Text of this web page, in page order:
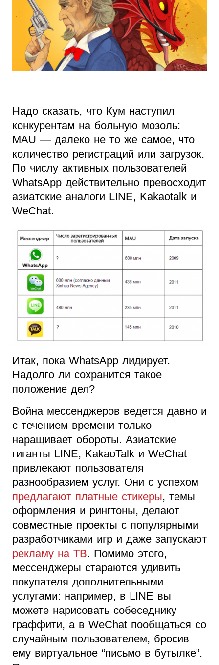
Надо сказать, что Кум наступил
конкурентам на больную мозоль:
МАU — далеко не то же самое, что
количество регистраций или загрузок.
По числу активных пользователей
WhatsApp действительно превосходит
азиатские аналоги LINE, Kakaotalk и
WeChat.
Итак, пока WhatsApp лидирует.
Надолго ли сохранится такое
положение дел?
Война мессенджеров ведется давно и
с течением времени только
наращивает обороты. Азиатские
гиганты LINE, KakaoTalk и WeChat
привлекают пользователя
разнообразием услуг. Они с успехом
предлагают платные стикеры, темы
оформления и рингтоны, делают
совместные проекты с популярными
разработчиками игр и даже запускают
рекламу на ТВ. Помимо этого,
мессенджеры стараются удивить
покупателя дополнительными
услугами: например, в LINE вы
можете нарисовать собеседнику
граффити, а в WeChat пообщаться со
случайным пользователем, бросив
ему виртуальное “письмо в бутылке”.